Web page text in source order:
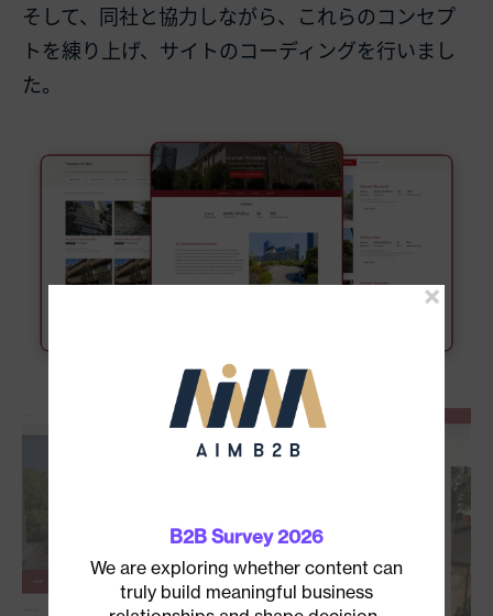
そして、同社と協力しながら、これらのコンセプ
トを練り上げ、サイトのコーディングを行いまし
た。
B2B Survey 2026
We are exploring whether content can
truly build meaningful business